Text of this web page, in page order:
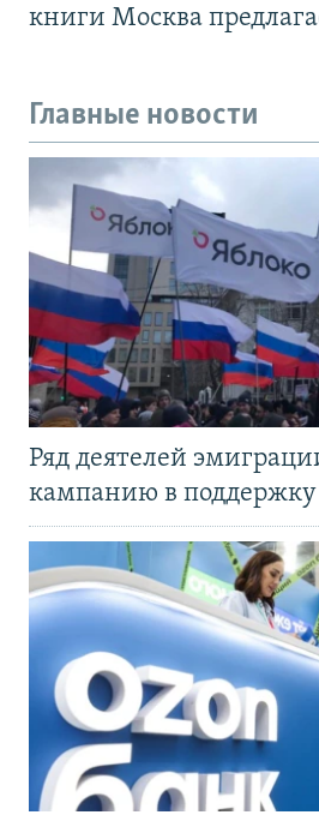
книги Москва
Главные новости
Ряд деятелей
кампанию в поддержку